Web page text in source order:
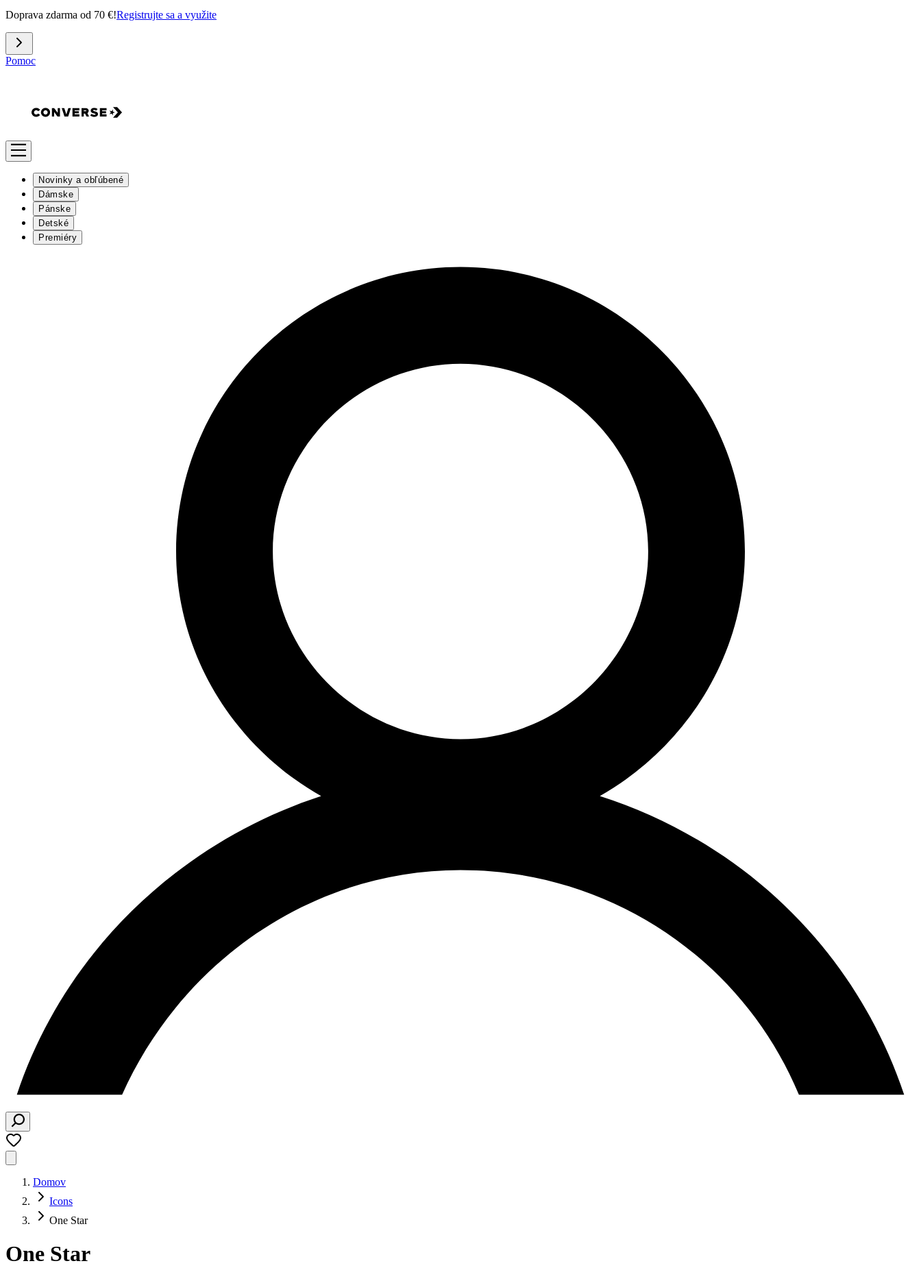
Doprava zdarma od 70 €!Registrujte sa a využite
Pomoc
Novinky a obľúbené
Dámske
Pánske
Detské
Premiéry
Domov
Icons
One Star
One Star